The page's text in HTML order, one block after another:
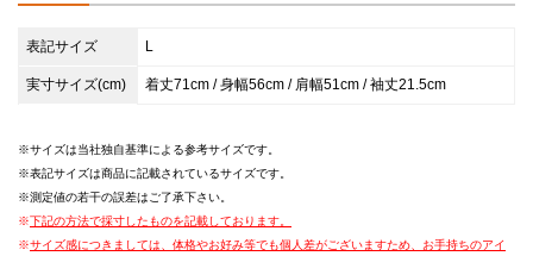
表記サイズ L
実寸サイズ(cm) 着丈71cm / 身幅56cm / 肩幅51cm / 袖丈21.5cm
サイズは当社独自基準による参考サイズです。
表記サイズは商品に記載されているサイズです。
測定値の若干の誤差はご了承下さい。
下記の方法で採寸したものを記載しております。
サイズ感につきましては、体格やお好み等でも個人差がございますため、お手持ちのアイ